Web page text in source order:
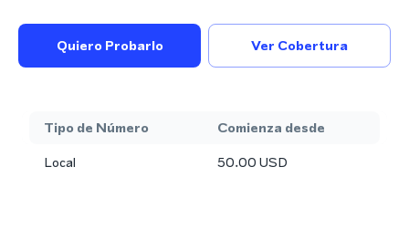
Quiero Probarlo Ver Cobertura
Tipo de Número
Comienza desde
Local
50.00USD